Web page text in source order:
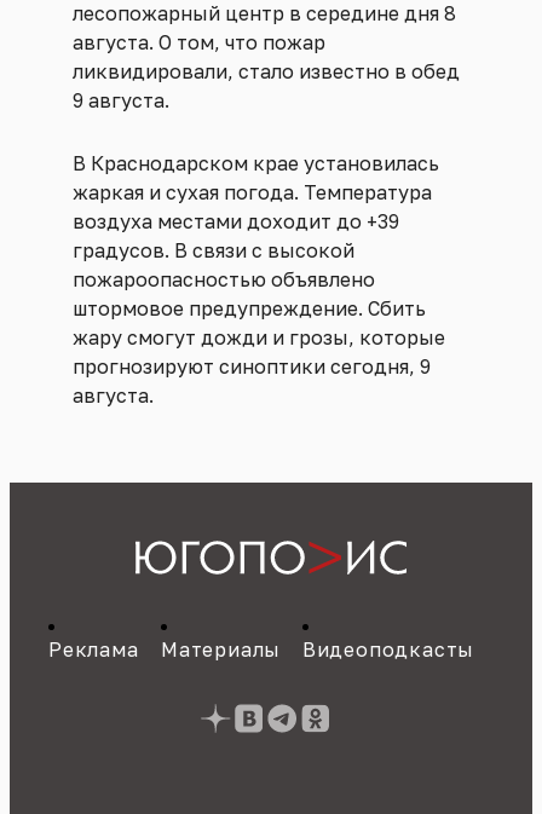
лесопожарный центр в середине дня 8
августа. О том, что пожар
ликвидировали, стало известно в обед
9 августа.
В Краснодарском крае установилась
жаркая и сухая погода. Температура
воздуха местами доходит до +39
градусов. В связи с высокой
пожароопасностью объявлено
штормовое предупреждение. Сбить
жару смогут дожди и грозы, которые
прогнозируют синоптики сегодня, 9
августа.
Реклама Материалы Видеоподкасты